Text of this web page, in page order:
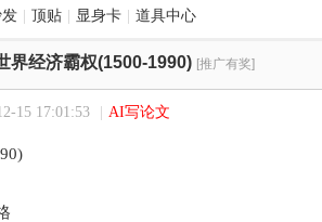
顶贴 显身卡 道具中心
界经济霸权(1500-1990) [推广有奖]
15 17:01:53 AI写论文